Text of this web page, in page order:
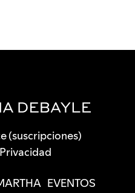
(suscripciones)
EVENTOS